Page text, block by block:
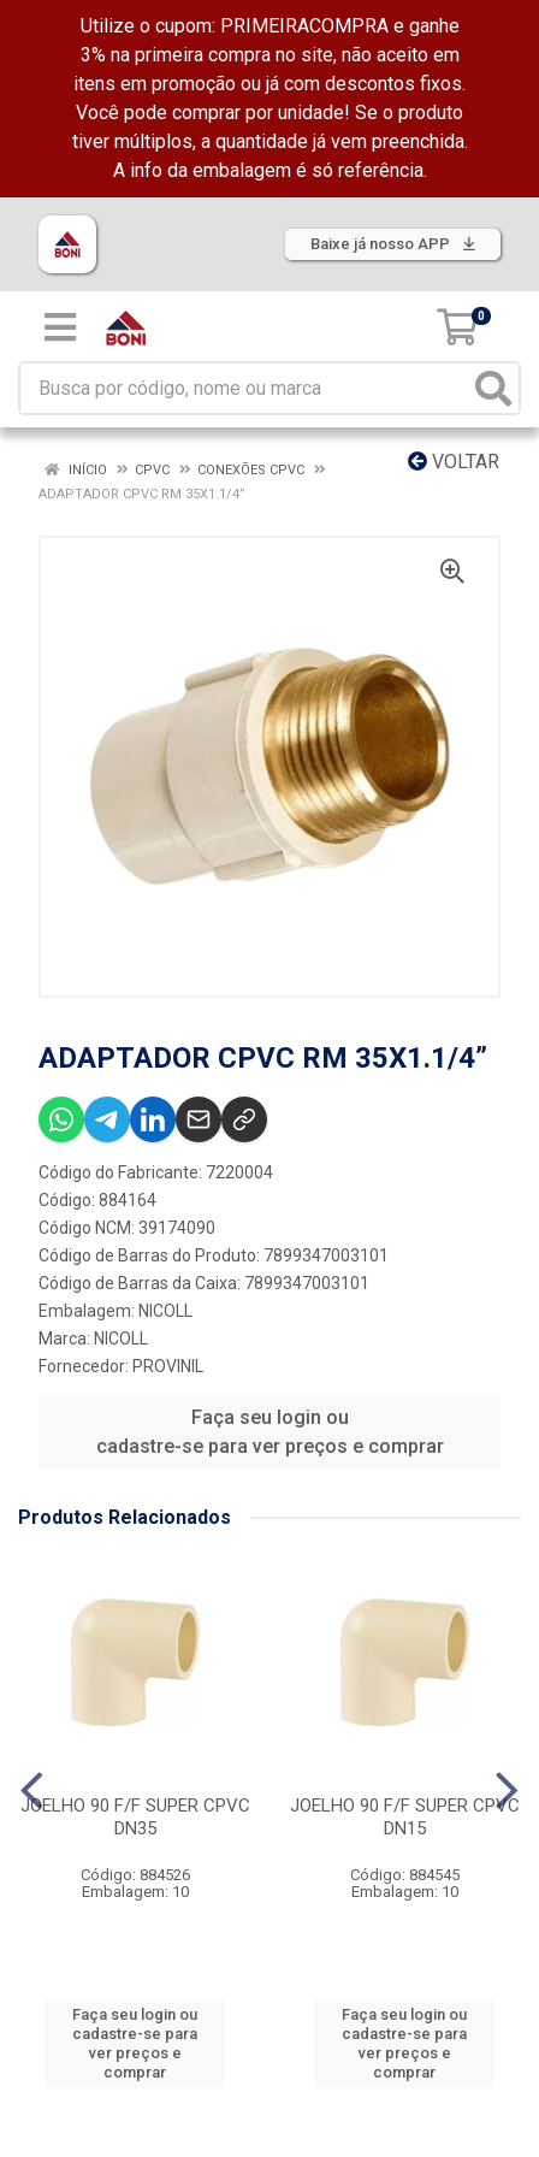
Utilize o cupom: PRIMEIRACOMPRA e ganhe
3% na primeira compra no site, não aceito em
itens em promoção ou já com descontos fixos.
Você pode comprar por unidade! Se o produto
tiver múltiplos, a quantidade já vem preenchida.
A info da embalagem é só referência.
Baixe já nosso APP
0
VOLTAR
INÍCIO CPVC
CONEXÕES CPVC
ADAPTADOR CPVC RM 35X1.1/4”
ADAPTADOR CPVC RM 35X1.1/4”
Código do Fabricante: 7220004
Código: 884164
Código NCM: 39174090
Código de Barras do Produto: 7899347003101
Código de Barras da Caixa: 7899347003101
Embalagem: NICOLL
Marca: NICOLL
Fornecedor: PROVINIL
Faça seu login ou
cadastre-se para ver preços e comprar
Produtos Relacionados
JOELHO 90 F/F SUPER CPVC
DN35
Código: 884526
Embalagem: 10
Faça seu login ou
cadastre-se para
ver preços e
comprar
JOELHO 90 F/F SUPER CPVC
DN15
Código: 884545
Embalagem: 10
Faça seu login ou
cadastre-se para
ver preços e
comprar